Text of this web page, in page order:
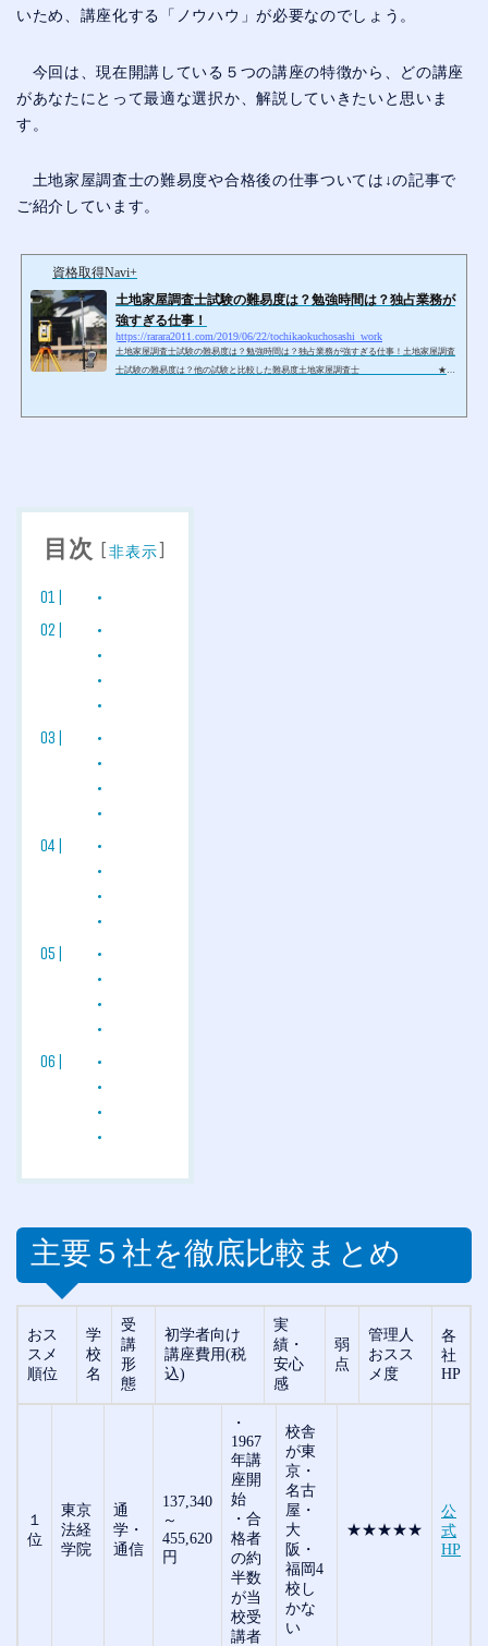
いため、講座化する「ノウハウ」が必要なのでしょう。
今回は、現在開講している５つの講座の特徴から、どの講座
があなたにとって最適な選択か、解説していきたいと思いま
す。
土地家屋調査士の難易度や合格後の仕事ついては↓の記事で
ご紹介しています。
資格取得Navi+
土地家屋調査士試験の難易度は？勉強時間は？独占業務が
強すぎる仕事！
https://rarara2011.com/2019/06/22/tochikaokuchosashi_work
土地家屋調査士試験の難易度は？勉強時間は？独占業務が強すぎる仕事！土地家屋調査
士試験の難易度は？他の試験と比較した難易度土地家屋調査士 ★★
目次 [非表示]
主要５社を徹底比較まとめ
おス
スメ
順位
学
校
名
受
講
形
態
初学者向け
講座費用(税
込)
実
績・
安心
感
弱
点
管理人
おスス
メ度
各
社
HP
１
位
東京
法経
学院
通
学・
通信
137,340
～
455,620
円
・
1967
年講
座開
始
・合
格者
の約
半数
が当
校受
講者
校舎
が東
京・
名古
屋・
大
阪・
福岡4
校し
かな
い
★★★★★
公
式
HP